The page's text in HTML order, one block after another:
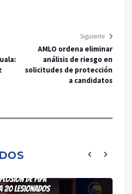
Siguiente
AMLO ordena eliminar
análisis de riesgo en
solicitudes de protección
a candidatos